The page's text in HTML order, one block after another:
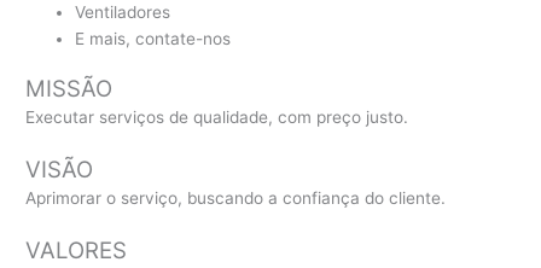
Ventiladores
E mais, contate-nos
MISSÃO
Executar serviços de qualidade, com preço justo.
VISÃO
Aprimorar o serviço, buscando a confiança do cliente.
VALORES